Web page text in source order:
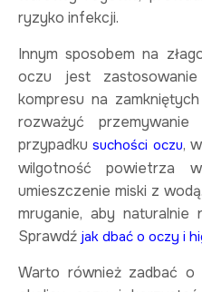
ryzyko infekcji.
Innym sposobem na
oczu jest
kompresu na
rozważyć
przypadkusuchości oczu,
wilgotność powietrza
umieszczenie miski z
mruganie, aby naturalnie
Sprawdź jak dbać o oczy i
Warto również zadbać o